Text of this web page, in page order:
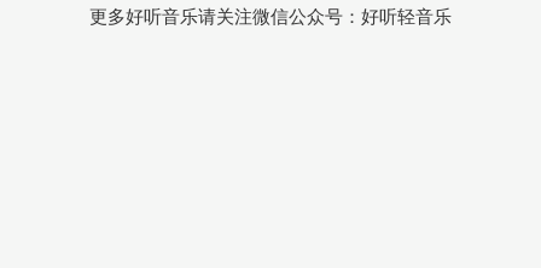
更多好听音乐请关注微信公众号：好听轻音乐